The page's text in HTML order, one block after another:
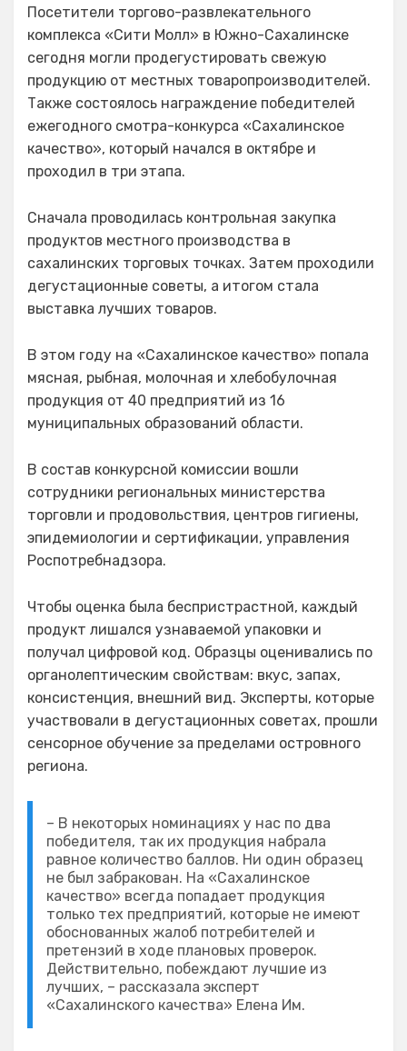
Посетители торгово-развлекательного
комплекса «Сити Молл» в Южно-Сахалинске
сегодня могли продегустировать свежую
продукцию от местных товаропроизводителей.
Также состоялось награждение победителей
ежегодного смотра-конкурса «Сахалинское
качество», который начался в октябре и
проходил в три этапа.
Сначала проводилась контрольная закупка
продуктов местного производства в
сахалинских торговых точках. Затем проходили
дегустационные советы, а итогом стала
выставка лучших товаров.
В этом году на «Сахалинское качество» попала
мясная, рыбная, молочная и хлебобулочная
продукция от 40 предприятий из 16
муниципальных образований области.
В состав конкурсной комиссии вошли
сотрудники региональных министерства
торговли и продовольствия, центров гигиены,
эпидемиологии и сертификации, управления
Роспотребнадзора.
Чтобы оценка была беспристрастной, каждый
продукт лишался узнаваемой упаковки и
получал цифровой код. Образцы оценивались по
органолептическим свойствам: вкус, запах,
консистенция, внешний вид. Эксперты, которые
участвовали в дегустационных советах, прошли
сенсорное обучение за пределами островного
региона.
– В некоторых номинациях у нас по два
победителя, так их продукция набрала
равное количество баллов. Ни один образец
не был забракован. На «Сахалинское
качество» всегда попадает продукция
только тех предприятий, которые не имеют
обоснованных жалоб потребителей и
претензий в ходе плановых проверок.
Действительно, побеждают лучшие из
лучших, – рассказала эксперт
«Сахалинского качества» Елена Им.